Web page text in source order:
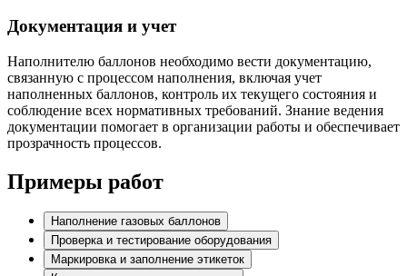
Документация и учет
Наполнителю баллонов необходимо вести документацию,
связанную с процессом наполнения, включая учет
наполненных баллонов, контроль их текущего состояния и
соблюдение всех нормативных требований. Знание ведения
документации помогает в организации работы и обеспечивает
прозрачность процессов.
Примеры работ
Наполнение газовых баллонов
Проверка и тестирование оборудования
Маркировка и заполнение этикеток